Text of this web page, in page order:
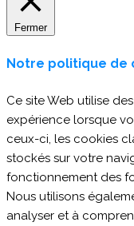
Fermer
Notre politique de
Ce site Web utilise
expérience lorsque
ceux-ci, les cookies
stockés sur votre
fonctionnement des
Nous utilisons
analyser et à